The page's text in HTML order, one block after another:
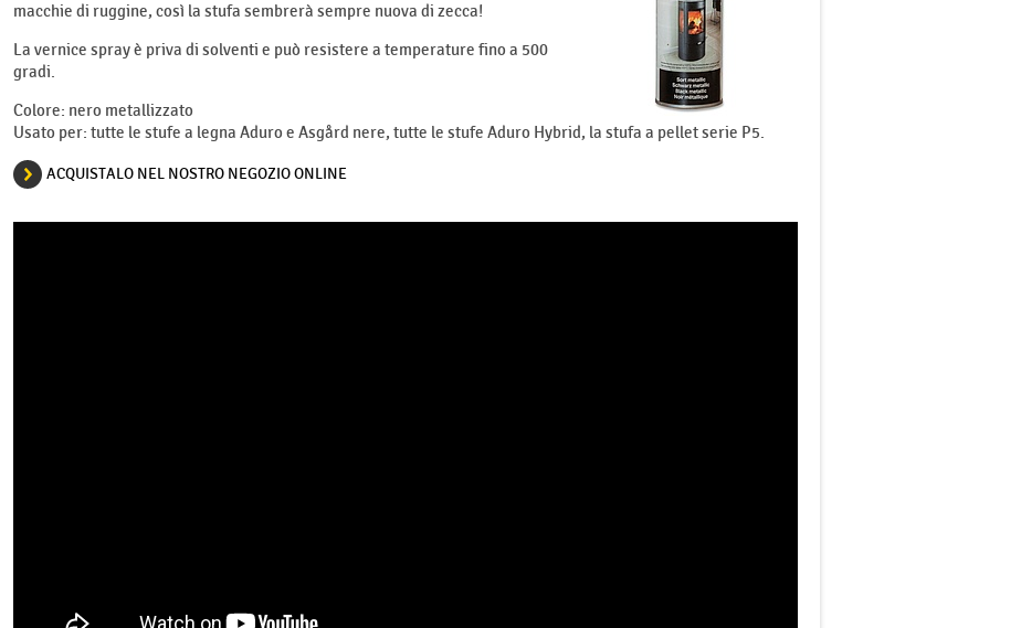
macchie di ruggine, così la stufa sembrerà sempre nuova di zecca!
La vernice spray è priva di solventi e può resistere a temperature fino a 500
gradi.
Colore: nero metallizzato
Usato per: tutte le stufe a legna Aduro e Asgård nere, tutte le stufe Aduro Hybrid, la stufa a pellet serie P5.
ACQUISTALO NEL NOSTRO NEGOZIO ONLINE